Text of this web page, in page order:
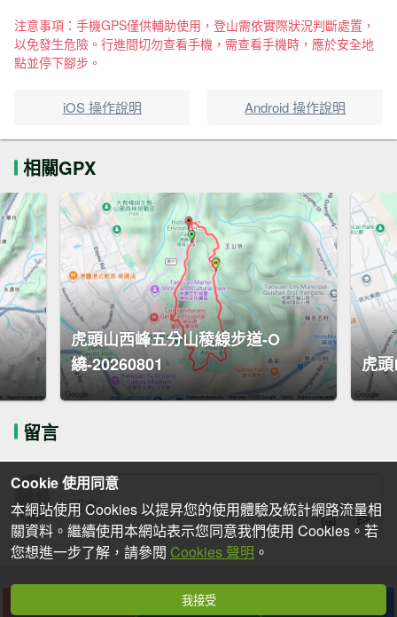
注意事項：手機GPS僅供輔助使用，登山需依實際狀況判斷處置，
以免發生危險。行進間切勿查看手機，需查看手機時，應於安全地
點並停下腳步。
iOS 操作說明 Android 操作說明
相關GPX
虎頭山西峰五分山稜線步道-O
繞-20260801
虎
留言
下載
Cookie 使用同意
本網站使用 Cookies 以提昇您的使用體驗及統計網路流量相
關資料。繼續使用本網站表示您同意我們使用 Cookies。若
您想進一步了解，請參閱 Cookies 聲明 。
我接受